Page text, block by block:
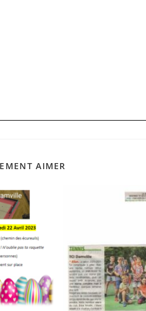
AIMER